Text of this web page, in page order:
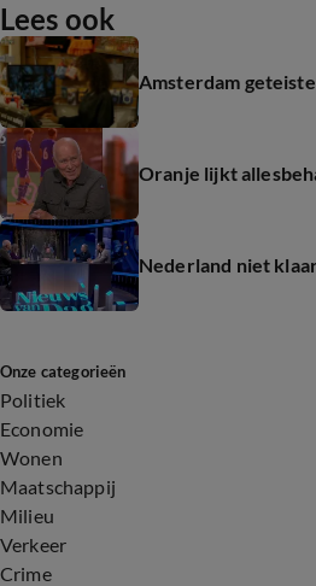
Lees ook
Amsterdam
Oranje lijkt
Nederland niet
Onze categorieën
Politiek
Economie
Wonen
Maatschappij
Milieu
Verkeer
Crime